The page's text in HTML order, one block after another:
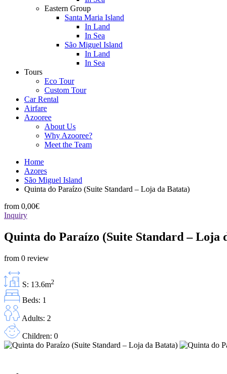
Eastern Group
Santa Maria Island
In Land
In Sea
São Miguel Island
In Land
In Sea
Tours
Eco Tour
Custom Tour
Car Rental
Airfare
Azooree
About Us
Why Azooree?
Meet the Team
Home
Azores
São Miguel Island
Quinta do Paraízo (Suite Standard – Loja da Batata)
from 0,00€
Inquiry
Quinta do Paraízo (Suite Standard – Loja
from 0 review
S: 13.6m2
Beds: 1
Adults: 2
Children: 0